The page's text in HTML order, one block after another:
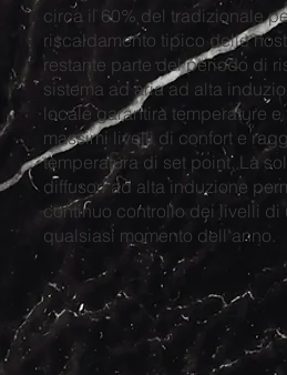
circa il 60% del tradizionale
riscaldamento tipico delle
restante parte del periodo di
sistema ad aria ad alta
locale garantirà temperature
massimi livelli di confort e
temperatura di set point. La
diffusori ad alta induzione
continuo controllo dei livelli di
qualsiasi momento dell'anno.